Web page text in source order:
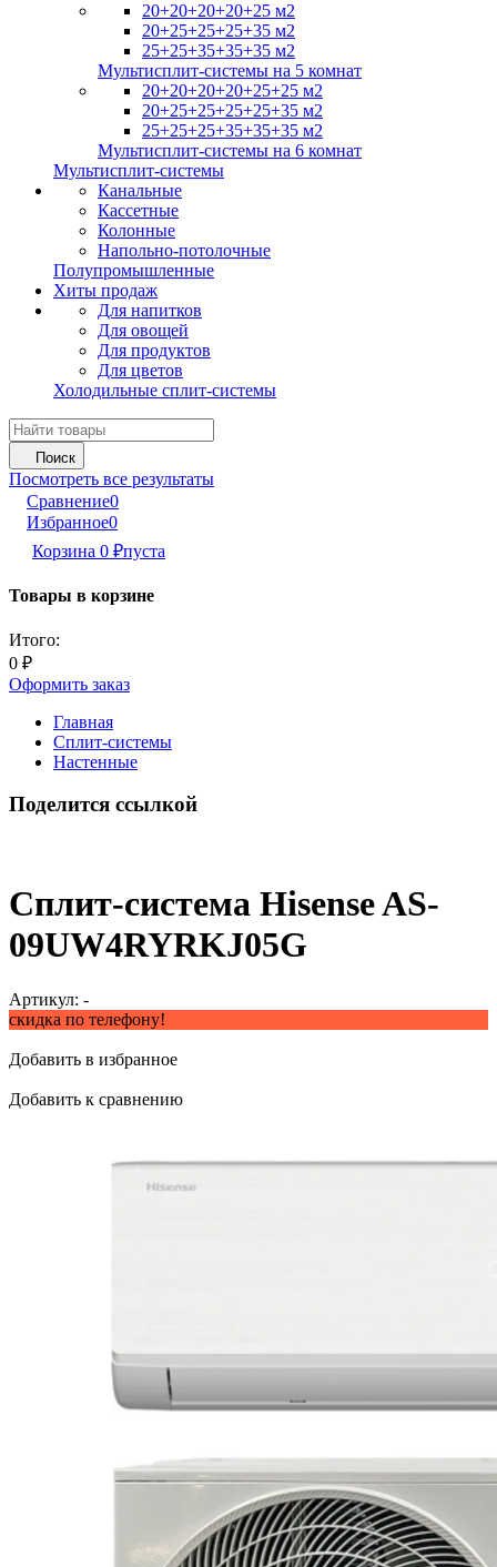
20+20+20+20+25 м2
20+25+25+25+35 м2
25+25+35+35+35 м2
Мультисплит-системы на 5 комнат
20+20+20+20+25+25 м2
20+25+25+25+25+35 м2
25+25+25+35+35+35 м2
Мультисплит-системы на 6 комнат
Мультисплит-системы
Канальные
Кассетные
Колонные
Напольно-потолочные
Полупромышленные
Хиты продаж
Для напитков
Для овощей
Для продуктов
Для цветов
Холодильные сплит-системы
Поиск
Посмотреть все результаты
Сравнение0
Избранное0
Корзина 0 ₽пуста
Товары в корзине
Итого:
0 ₽
Оформить заказ
Главная
Сплит-системы
Настенные
Поделится ссылкой
Сплит-система Hisense AS-
09UW4RYRKJ05G
Артикул: -
скидка по телефону!
Добавить в избранное
Добавить к сравнению